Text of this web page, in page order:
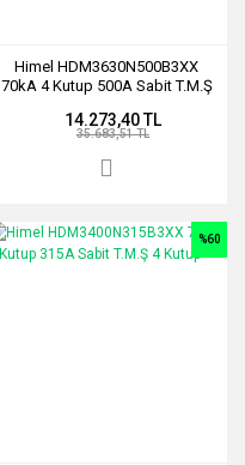
Himel HDM3630N500B3XX
70kA 4 Kutup 500A Sabit T.M.Ş
14.273,40 TL
35.683,51 TL
%60